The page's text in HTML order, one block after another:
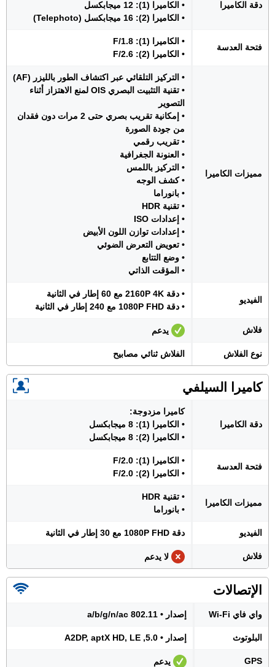
دقة الكاميرا
• الكاميرا (1): 12 ميجابكسل
• الكاميرا (2): 16 ميجابكسل (Telephoto)
فتحة العدسة
• الكاميرا (1): F/1.8
• الكاميرا (2): F/2.6
مميزات الكاميرا
• التركيز التلقائي عبر اكتشاف الطور بالليزر (AF)
• تقنية التثبيت البصري OIS لمنع الاهتزاز أثناء
التصوير
• إمكانية تقريب بصري حتى 2 مرات دون فقدان
من جودة الصورة
• تقريب رقمي
• العنونة الجغرافية
• التركيز باللمس
• كشف الوجه
• بانوراما
• تقنية HDR
• إعدادات ISO
• إعدادات توازن اللون الأبيض
• تعويض التعرض الضوئي
• وضع التتابع
• المؤقت الذاتي
الفيديو
• دقة 2160P 4K مع 60 إطار في الثانية
• دقة 1080P FHD مع 240 إطار في الثانية
فلاش يدعم
نوع الفلاش الفلاش ثنائي مصابيح
كاميرا السيلفي
دقة الكاميرا
كاميرا مزدوجة:
• الكاميرا (1): 8 ميجابكسل
• الكاميرا (2): 8 ميجابكسل
فتحة العدسة
• الكاميرا (1): F/2.0
• الكاميرا (2): F/2.0
مميزات الكاميرا
• تقنية HDR
• بانوراما
الفيديو دقة 1080P FHD مع 30 إطار في الثانية
فلاش لا يدعم
الإتصالات
واي فاي Wi-Fi إصدار • 802.11 a/b/g/n/ac
البلوتوث إصدار • 5.0, A2DP, aptX HD, LE
GPS يدعم